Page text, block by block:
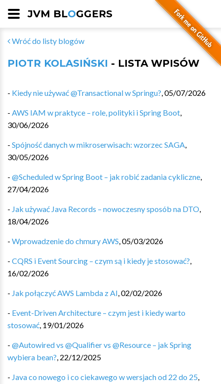
JVM BLOGGERS
Wróć do listy blogów
PIOTR KOLASIŃSKI - LISTA WPISÓW
- Kiedy nie używać @Transactional w Springu?,05/07/2026
- AWS IAM w praktyce – role, polityki i Spring Boot,
30/06/2026
- Spójność danych w mikroserwisach: wzorzec SAGA,
30/05/2026
- @Scheduled w Spring Boot – jak robić zadania cykliczne,
27/04/2026
- Jak używać Java Records – nowoczesny sposób na DTO,
18/04/2026
- Wprowadzenie do chmury AWS,05/03/2026
- CQRS i Event Sourcing – czym są i kiedy je stosować?,
16/02/2026
- Jak połączyć AWS Lambda z AI,02/02/2026
- Event-Driven Architecture – czym jest i kiedy warto
stosować, 19/01/2026
- @Autowired vs @Qualifier vs @Resource – jak Spring
wybiera bean?, 22/12/2025
- Java co nowego i co ciekawego w wersjach od 22 do 25,